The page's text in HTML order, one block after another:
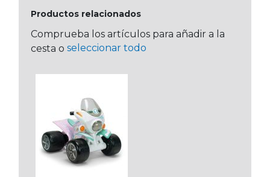
Productos relacionados
Comprueba los artículos para añadir a la
cesta o seleccionar todo